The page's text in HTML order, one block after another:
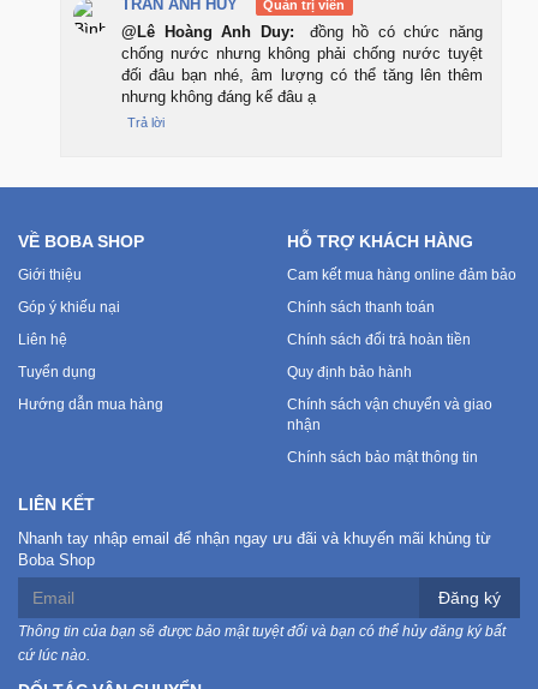
TRẦN ANH HUY Quản trị viên
@Lê Hoàng Anh Duy:
đồng hồ có chức năng
chống nước nhưng không phải chống nước tuyệt
đối đâu bạn nhé, âm lượng có thể tăng lên thêm
nhưng không đáng kể đâu ạ
Trả lời
VỀ BOBA SHOP
Giới thiệu
Góp ý khiếu nại
Liên hệ
Tuyển dụng
Hướng dẫn mua hàng
HỖ TRỢ KHÁCH HÀNG
Cam kết mua hàng online đảm bảo
Chính sách thanh toán
Chính sách đổi trả hoàn tiền
Quy định bảo hành
Chính sách vận chuyển và giao
nhận
Chính sách bảo mật thông tin
LIÊN KẾT
Nhanh tay nhập email để nhận ngay ưu đãi và khuyến mãi khủng từ
Boba Shop
Đăng ký
Thông tin của bạn sẽ được bảo mật tuyệt đối và bạn có thể hủy đăng ký bất
cứ lúc nào.